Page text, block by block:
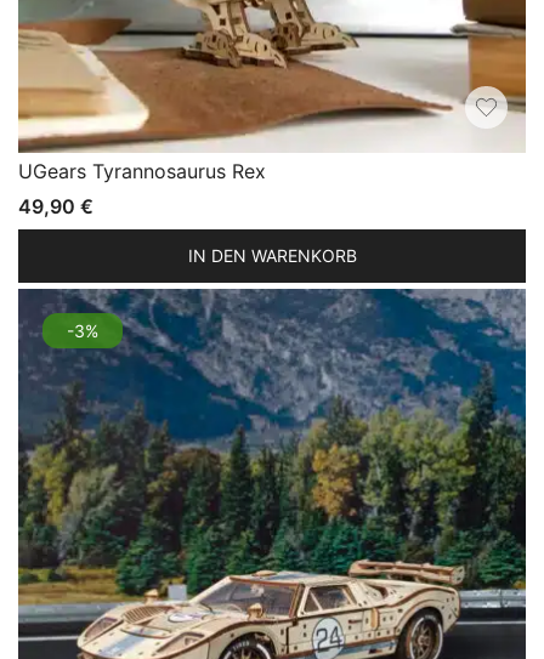
UGears Tyrannosaurus Rex
49,90 €
IN DEN WARENKORB
-3%